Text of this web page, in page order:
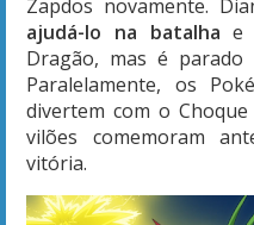
Zapdos novamente.
ajudá-lo na batalha e
Dragão, mas é
Paralelamente, os
divertem com o
vilões comemoram
vitória.